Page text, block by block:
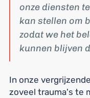
onze diensten
kan stellen om
zodat we het
kunnen blijven
In onze
zoveel trauma's te